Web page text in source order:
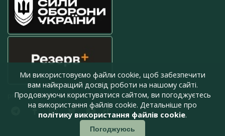
press@armyinform.com.ua
Ми використовуємо файли cookie, щоб забезпечити
вам найкращий досвід роботи на нашому сайті.
Продовжуючи користуватися сайтом, ви погоджуєтесь
на використання файлів cookie. Детальніше про
політику використання файлів cookie.
Погоджуюсь